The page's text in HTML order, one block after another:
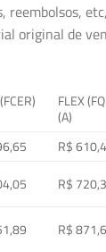
reembolsos,
de
FLEX
(A)
R$
R$
R$